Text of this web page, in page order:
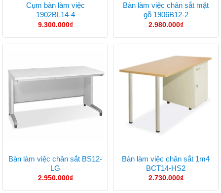
Cụm bàn làm việc
1902BL14-4
9.300.000₫
Bàn làm việc chân sắt mặt
gỗ 1906B12-2
2.980.000₫
Bàn làm việc chân sắt BS12-
LG
2.950.000₫
Bàn làm việc chân sắt 1m4
BCT14-HS2
2.730.000₫